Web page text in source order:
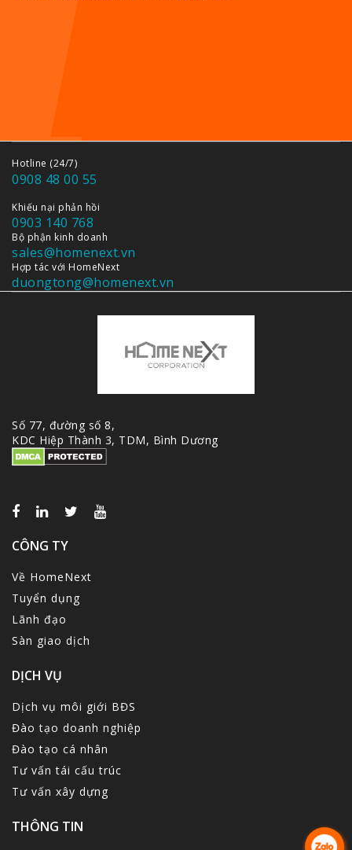
Hotline (24/7)
0908 48 00 55
Khiếu nại phản hồi
0903 140 768
Bộ phận kinh doanh
sales@homenext.vn
Hợp tác với HomeNext
duongtong@homenext.vn
Số 77, đường số 8,
KDC Hiệp Thành 3, TDM, Bình Dương
CÔNG TY
Về HomeNext
Tuyển dụng
Lãnh đạo
Sàn giao dịch
DỊCH VỤ
Dịch vụ môi giới BĐS
Đào tạo doanh nghiệp
Đào tạo cá nhân
Tư vấn tái cấu trúc
Tư vấn xây dựng
THÔNG TIN